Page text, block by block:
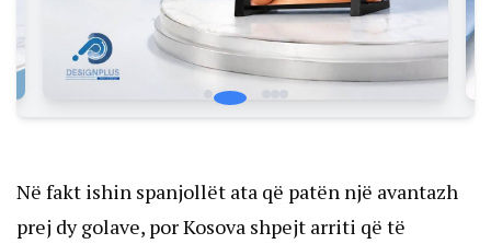
Në fakt ishin spanjollët ata që patën një avantazh
prej dy golave, por Kosova shpejt arriti që të